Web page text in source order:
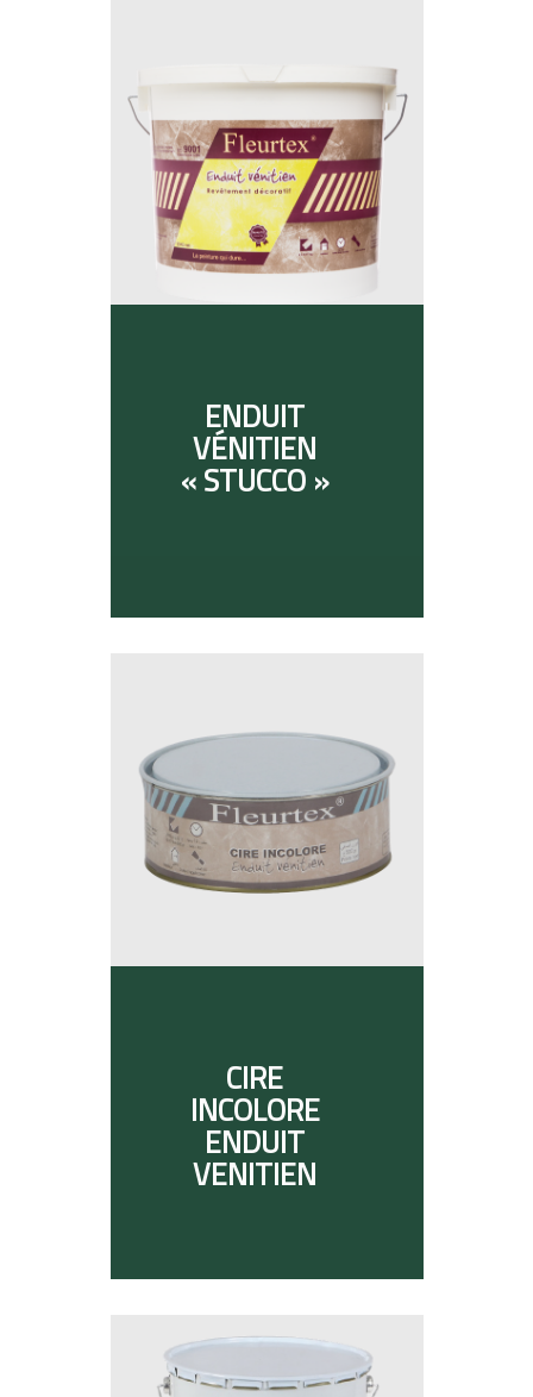
ENDUIT
VÉNITIEN
« STUCCO »
CIRE
INCOLORE
ENDUIT
VENITIEN